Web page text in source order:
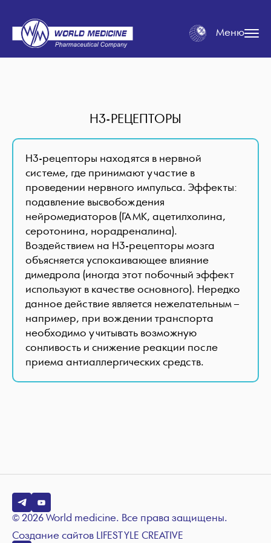
Меню
H3-РЕЦЕПТОРЫ
H3-рецепторы находятся в нервной
системе, где принимают участие в
проведении нервного импульса. Эффекты:
подавление высвобождения
нейромедиаторов (ГАМК, ацетилхолина,
серотонина, норадреналина).
Воздействием на H3-рецепторы мозга
объясняется успокаивающее влияние
димедрола (иногда этот побочный эффект
используют в качестве основного). Нередко
данное действие является нежелательным –
например, при вождении транспорта
необходимо учитывать возможную
сонливость и снижение реакции после
приема антиаллергических средств.
© 2026 World medicine. Все права защищены.
Создание сайтов LIFESTYLE CREATIVE